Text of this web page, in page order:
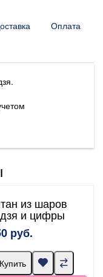
Оплата
из шаров
и цифры
руб.
Купить